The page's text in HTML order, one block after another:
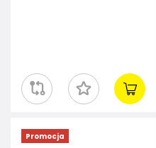
Promocja